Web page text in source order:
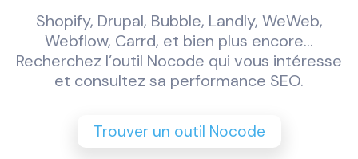
Shopify, Drupal, Bubble, Landly, WeWeb,
Webflow, Carrd, et bien plus encore...
Recherchez l’outil Nocode qui vous intéresse
et consultez sa performance SEO.
Trouver un outil Nocode